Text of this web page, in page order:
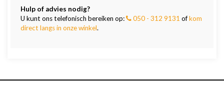
Hulp of advies nodig?
U kunt ons telefonisch bereiken op:
050 - 312 9131 ofkom
direct langs in onze winkel.